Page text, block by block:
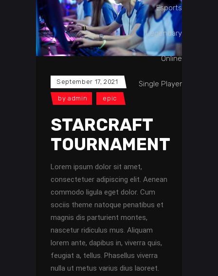
Esports
Legendary
Online
Single Player
September 17, 2021
by admin epic
STARCRAFT
TOURNAMENT
Lorem ipsum dolor sit amet,
consectetuer adipiscing elit. Aenean
commodo ligula eget dolor. Cum
sociis theme natoque penatibus et
magnis dis parturient montes,
nascetur ridiculus mus. Aliquam
lorem ante, dapibus in, viverra quis,
feugiat a, tellus. Phasellus viverra
nulla ut metus varius dius laoreet.